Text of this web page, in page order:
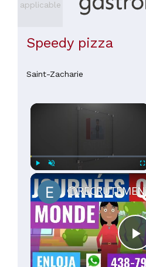
applicable
Speedy pizza
Saint-Zacharie
×
Unmute